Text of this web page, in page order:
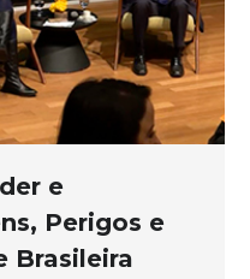
e
Perigos e
Brasileira